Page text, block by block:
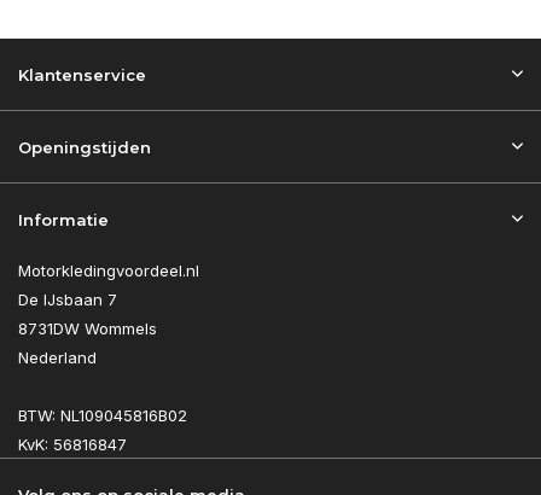
Klantenservice
Openingstijden
Informatie
Motorkledingvoordeel.nl
De IJsbaan 7
8731DW Wommels
Nederland
BTW: NL109045816B02
KvK: 56816847